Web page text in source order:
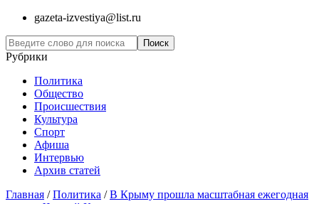
gazeta-izvestiya@list.ru
Рубрики
Политика
Общество
Проиcшествия
Культура
Спорт
Афиша
Интервью
Архив статей
Главная /Политика /В Крыму прошла масштабная ежегодная